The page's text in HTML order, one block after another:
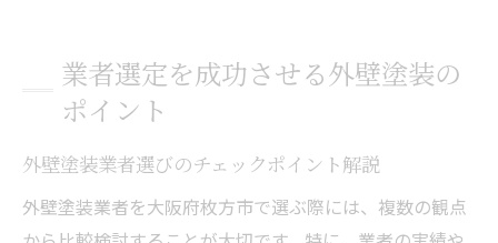
業者選定を成功させる外壁塗装の
ポイント
外壁塗装業者選びのチェックポイント解説
外壁塗装業者を大阪府枚方市で選ぶ際には、複数の観点